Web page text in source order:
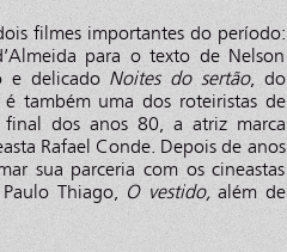
filmes importantes do período:
para o texto de Nelson
e delicado Noites do sertão, do
também uma dos roteiristas de
dos anos 80, a atriz marca
Rafael Conde. Depois de anos
sua parceria com os cineastas
Thiago, O vestido,além de